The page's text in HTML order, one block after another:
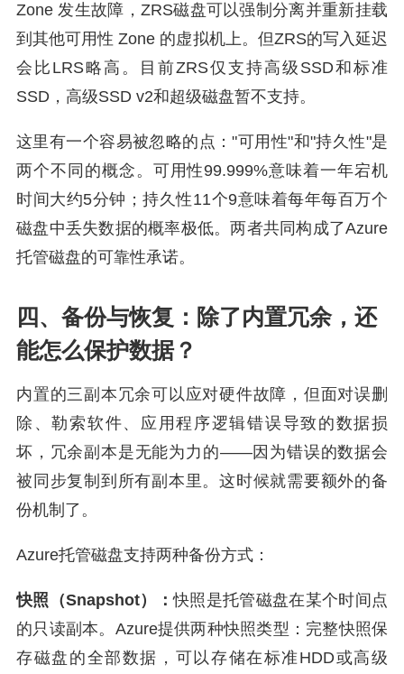
Zone 发生故障，ZRS磁盘可以强制分离并重新挂载
到其他可用性 Zone 的虚拟机上。但ZRS的写入延迟
会比LRS略高。目前ZRS仅支持高级SSD和标准
SSD，高级SSD v2和超级磁盘暂不支持。
这里有一个容易被忽略的点："可用性"和"持久性"是
两个不同的概念。可用性99.999%意味着一年宕机
时间大约5分钟；持久性11个9意味着每年每百万个
磁盘中丢失数据的概率极低。两者共同构成了Azure
托管磁盘的可靠性承诺。
四、备份与恢复：除了内置冗余，还
能怎么保护数据？
内置的三副本冗余可以应对硬件故障，但面对误删
除、勒索软件、应用程序逻辑错误导致的数据损
坏，冗余副本是无能为力的——因为错误的数据会
被同步复制到所有副本里。这时候就需要额外的备
份机制了。
Azure托管磁盘支持两种备份方式：
快照（Snapshot）：快照是托管磁盘在某个时间点
的只读副本。Azure提供两种快照类型：完整快照保
存磁盘的全部数据，可以存储在标准HDD或高级